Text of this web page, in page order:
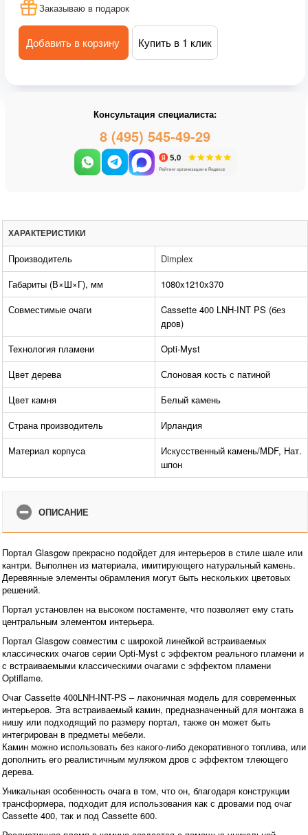
Заказываю в подарок
Добавить в корзину Купить в 1 клик
Консультация специалиста:
8 (495) 545-49-29
ХАРАКТЕРИСТИКИ
Производитель
Dimplex
Габариты (В×Ш×Г), мм
1080x1210x370
Совместимые очаги
Cassette 400 LNH-INT PS (без
дров)
Технология пламени
Opti-Myst
Цвет дерева
Слоновая кость с патиной
Цвет камня
Белый камень
Страна производитель
Ирландия
Материал корпуса
Искусственный камень/MDF, Нат.
шпон
ОПИСАНИЕ
Портал Glasgow прекрасно подойдет для интерьеров в стиле шале или
кантри. Выполнен из материала, имитирующего натуральный камень.
Деревянные элементы обрамления могут быть нескольких цветовых
решений.
Портал установлен на высоком постаменте, что позволяет ему стать
центральным элементом интерьера.
Портал Glasgow совместим с широкой линейкой встраиваемых
классических очагов серии Opti-Myst с эффектом реального пламени и
с встраиваемыми классическими очагами с эффектом пламени
Optiflame.
Очаг Cassette 400LNH-INT-PS – лаконичная модель для современных
интерьеров. Эта встраиваемый камин, предназначенный для монтажа в
нишу или подходящий по размеру портал, также он может быть
интегрирован в предметы мебели.
Камин можно использовать без какого-либо декоративного топлива, или
дополнить его реалистичным муляжом дров с эффектом тлеющего
дерева.
Уникальная особенность очага в том, что он, благодаря конструкции
трансформера, подходит для использования как с дровами под очаг
Cassette 400, так и под Cassette 600.